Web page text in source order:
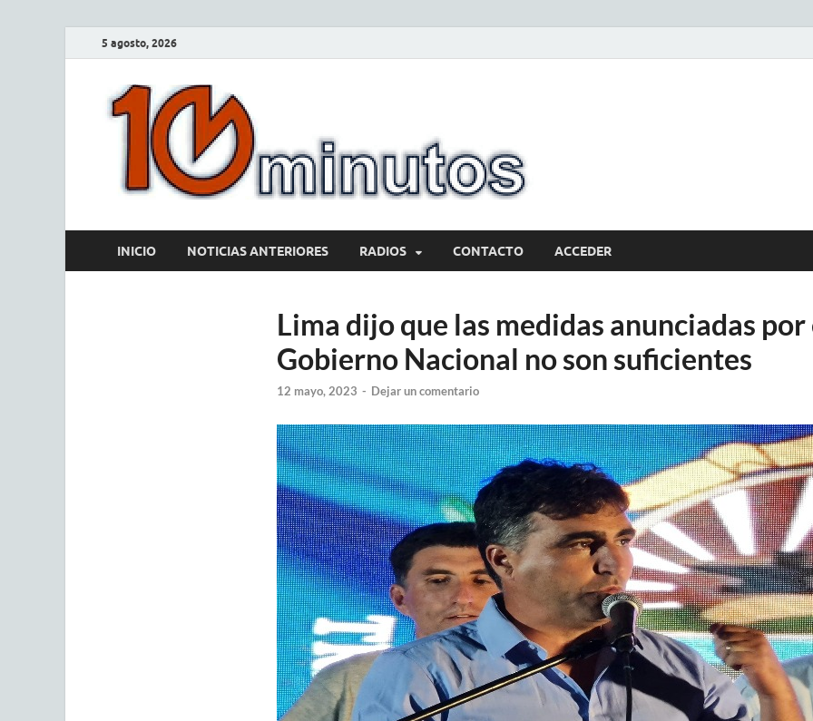
5 agosto, 2026
INICIO NOTICIAS ANTERIORES RADIOS CONTACTO ACCEDER
Lima dijo que las medidas anunciadas por
Gobierno Nacional no son suficientes
12 mayo, 2023 - Dejar un comentario